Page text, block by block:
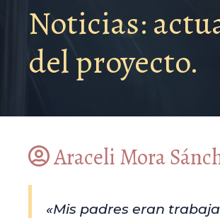
Noticias:
del proyecto.
Araceli Mora
«Mis padres eran